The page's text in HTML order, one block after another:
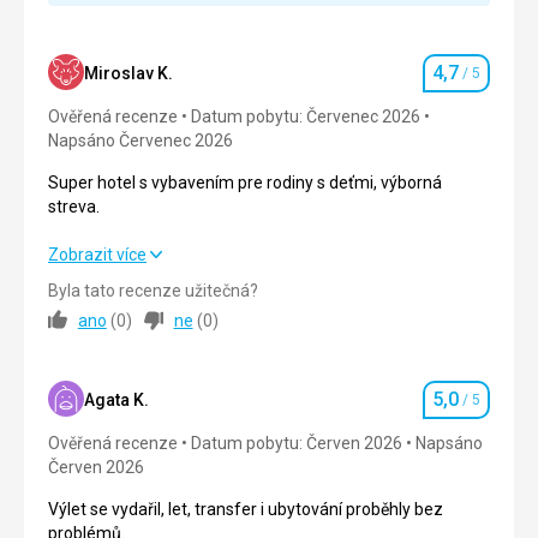
Ubytování
Pekné útulne nič nám nechýbalo
Služby
Služby výborné
Tato recenze byla přeložena automaticky přes
Google Translate
Miroslav K. Hodnocení
4,7 / 5
Ověřená recenze
Datum pobytu: Červenec 2026
Napsáno Červenec 2026
Super hotel s vybavením pre rodiny s deťmi, výborná
streva.
Super hotel s vybavením pre rodiny s deťmi, výborná
Strava
Okolí 4,0/ 5
Služby
Cena
Zobrazit více
Byla tato recenze užitečná?
ano (0) ne (0)
Agata K. Hodnocení
5,0 / 5
Ověřená recenze Datum pobytu: Červen 2026
Napsáno
Červen 2026
Výlet se vydařil, let, transfer i ubytování proběhly bez
problémů.